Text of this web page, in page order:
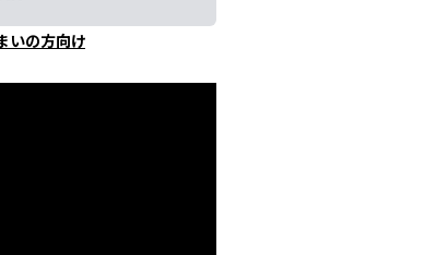
いの方向け